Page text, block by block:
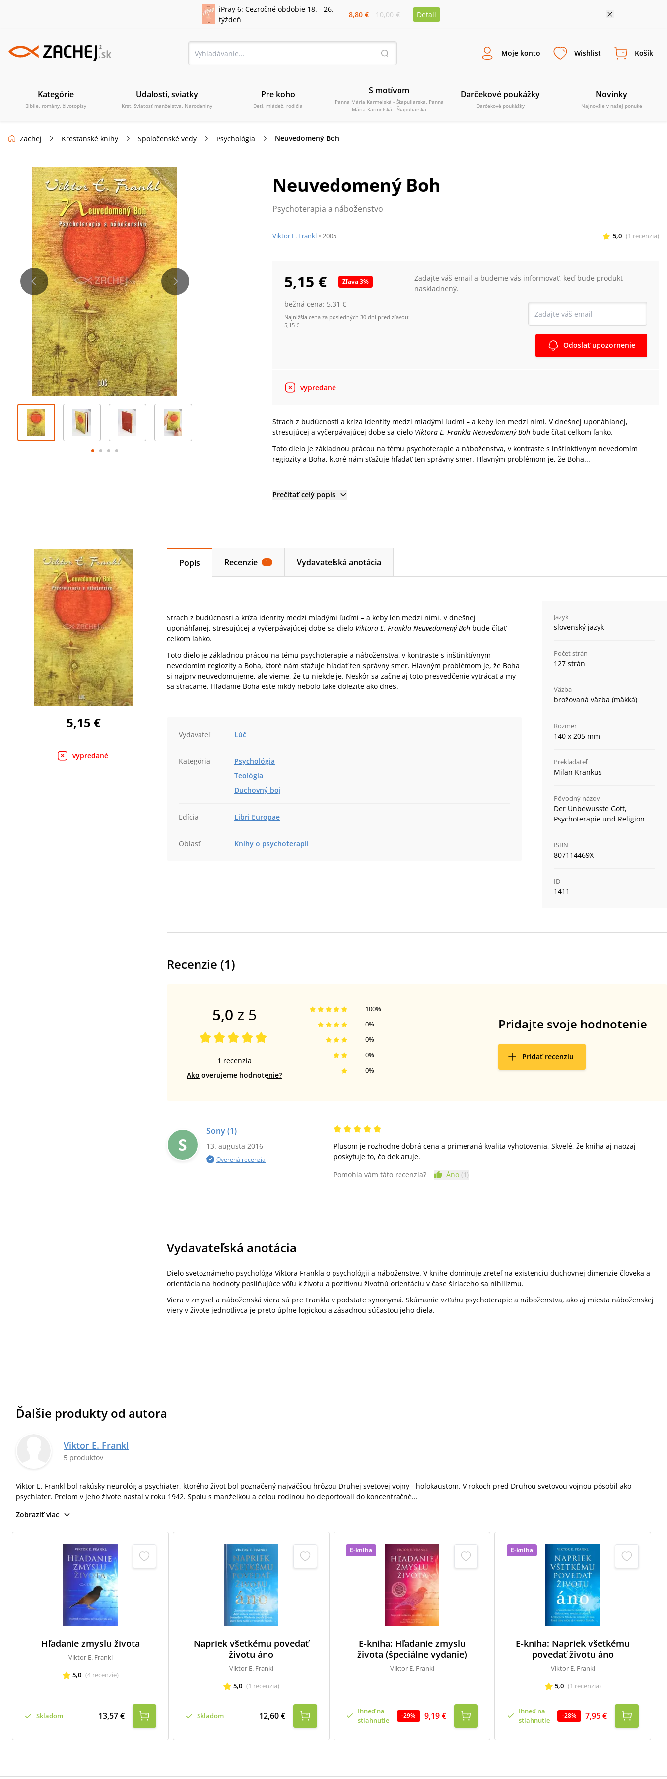
iPray 6: Cezročné obdobie 18. - 26.
týždeň
8,80 € 10,00 € Detail
Moje konto Wishlist Košík
Kategórie
Biblie, romány, životopisy
Udalosti, sviatky
Krst, Sviatosť manželstva, Narodeniny
Pre koho
Deti, mládež, rodičia
S motívom
Panna Mária Karmelská - Škapuliarska, Panna
Mária Karmelská - Škapuliarska
Darčekové poukážky
Darčekové poukážky
Novinky
Najnovšie v našej ponuke
Zachej Kresťanské knihy Spoločenské vedy Psychológia Neuvedomený Boh
Neuvedomený Boh
Psychoterapia a náboženstvo
Viktor E. Frankl •2005 5,0 (1 recenzia)
5,15 € Zľava3%
bežná cena: 5,31 €
Najnižšia cena za posledných 30 dní pred zľavou:
5,15 €
Zadajte váš email a budeme vás informovať, keď bude produkt
naskladnený.
Odoslať upozornenie
vypredané
Strach z budúcnosti a kríza identity medzi mladými ľuďmi – a keby len medzi nimi. V dnešnej uponáhľanej,
stresujúcej a vyčerpávajúcej dobe sa dielo Viktora E. Frankla Neuvedomený Boh bude čítať celkom ľahko.
Toto dielo je základnou prácou na tému psychoterapie a náboženstva, v kontraste s inštinktívnym nevedomím
regiozity a Boha, ktoré nám sťažuje hľadať ten správny smer. Hlavným problémom je, že Boha...
Prečítať celý popis
5,15 €
vypredané
Popis Recenzie 1 Vydavateľská anotácia
Strach z budúcnosti a kríza identity medzi mladými ľuďmi – a keby len medzi nimi. V dnešnej
uponáhľanej, stresujúcej a vyčerpávajúcej dobe sa dielo Viktora E. Frankla Neuvedomený Boh bude čítať
celkom ľahko.
Toto dielo je základnou prácou na tému psychoterapie a náboženstva, v kontraste s inštinktívnym
nevedomím regiozity a Boha, ktoré nám sťažuje hľadať ten správny smer. Hlavným problémom je, že Boha
si najprv neuvedomujeme, ale vieme, že tu niekde je. Neskôr sa začne aj toto presvedčenie vytrácať a my
sa strácame. Hľadanie Boha ešte nikdy nebolo také dôležité ako dnes.
Vydavateľ Lúč
Kategória
Psychológia
Teológia
Duchovný boj
Edícia Libri Europae
Oblasť Knihy o psychoterapii
Jazyk
slovenský jazyk
Počet strán
127 strán
Väzba
brožovaná väzba (mäkká)
Rozmer
140 x 205 mm
Prekladateľ
Milan Krankus
Pôvodný názov
Der Unbewusste Gott,
Psychoterapie und Religion
ISBN
807114469X
ID
1411
Recenzie (1)
5,0 z 5
1 recenzia
Ako overujeme hodnotenie?
0%
0%
0%
0%
100%
Pridajte svoje hodnotenie
Pridať recenziu
S
Sony(1)
13. augusta 2016
Overená recenzia
Plusom je rozhodne dobrá cena a primeraná kvalita vyhotovenia, Skvelé, že kniha aj naozaj
poskytuje to, čo deklaruje.
Pomohla vám táto recenzia?
Áno (1 )
Vydavateľská anotácia
Dielo svetoznámeho psychológa Viktora Frankla o psychológii a náboženstve. V knihe dominuje zreteľ na existenciu duchovnej dimenzie človeka a
orientácia na hodnoty posilňujúce vôľu k životu a pozitívnu životnú orientáciu v čase šíriaceho sa nihilizmu.
Viera v zmysel a náboženská viera sú pre Frankla v podstate synonymá. Skúmanie vzťahu psychoterapie a náboženstva, ako aj miesta náboženskej
viery v živote jednotlivca je preto úplne logickou a zásadnou súčasťou jeho diela.
Ďalšie produkty od autora
Viktor E. Frankl
5 produktov
Viktor E. Frankl bol rakúsky neurológ a psychiater, ktorého život bol poznačený najväčšou hrôzou Druhej svetovej vojny - holokaustom. V rokoch pred Druhou svetovou vojnou pôsobil ako
psychiater. Prelom v jeho živote nastal v roku 1942. Spolu s manželkou a celou rodinou ho deportovali do koncentračné...
Zobraziť viac
Hľadanie zmyslu života
Viktor E. Frankl
5,0 (4 recenzie)
Skladom 13,57 €
Napriek všetkému povedať
životu áno
Viktor E. Frankl
5,0 (1 recenzia)
Skladom 12,60 €
E-kniha
E-kniha: Hľadanie zmyslu
života (špeciálne vydanie)
Viktor E. Frankl
Ihneď na
stiahnutie
-29% 9,19 €
E-kniha
E-kniha: Napriek všetkému
povedať životu áno
Viktor E. Frankl
5,0 (1 recenzia)
Ihneď na
stiahnutie
-28% 7,95 €